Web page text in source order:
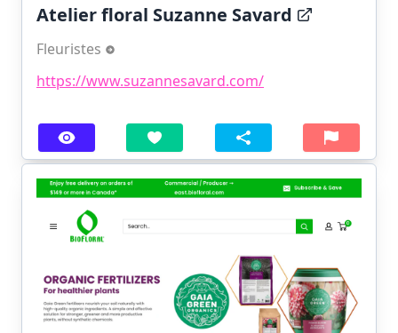
Atelier floral Suzanne Savard
Fleuristes
https://www.suzannesavard.com/